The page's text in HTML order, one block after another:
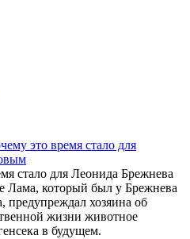
это время стало для
стало для Леонида Брежнева
Лама, который был у Брежнева
предупреждал хозяина об
жизни животное
в будущем.